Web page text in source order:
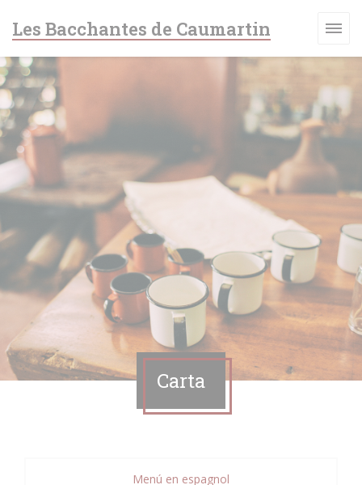
Les Bacchantes de Caumartin
Carta
Menú en espagnol